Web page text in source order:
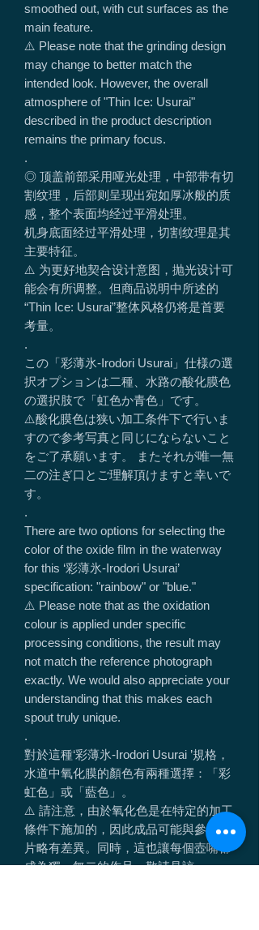
smoothed out, with cut surfaces as the
main feature.
⚠️ Please note that the grinding design
may change to better match the
intended look. However, the overall
atmosphere of "Thin Ice: Usurai"
described in the product description
remains the primary focus.
.
◎ 顶盖前部采用哑光处理，中部带有切
割纹理，后部则呈现出宛如厚冰般的质
感，整个表面均经过平滑处理。
机身底面经过平滑处理，切割纹理是其
主要特征。
⚠️ 为更好地契合设计意图，抛光设计可
能会有所调整。但商品说明中所述的
“Thin Ice: Usurai”整体风格仍将是首要
考量。
.
この「彩薄氷-Irodori Usurai」仕様の選
択オプションは二種、水路の酸化膜色
の選択肢で「虹色か青色」です。
⚠️酸化膜色は狭い加工条件下で行いま
すので参考写真と同じにならないこと
をご了承願います。 またそれが唯一無
二の注ぎ口とご理解頂けますと幸いで
す。
.
There are two options for selecting the
color of the oxide film in the waterway
for this ‘彩薄氷-Irodori Usurai’
specification: "rainbow" or "blue."
⚠️ Please note that as the oxidation
colour is applied under specific
processing conditions, the result may
not match the reference photograph
exactly. We would also appreciate your
understanding that this makes each
spout truly unique.
.
對於這種‘彩薄氷-Irodori Usurai ’規格，
水道中氧化膜的顏色有兩種選擇：「彩
虹色」或「藍色」。
⚠️ 請注意，由於氧化色是在特定的加工
條件下施加的，因此成品可能與參考照
片略有差異。同時，這也讓每個壺嘴都
成為獨一無二的作品，敬請見諒。